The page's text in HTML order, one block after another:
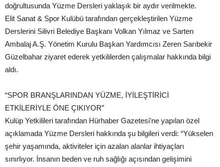
doğrultusunda Yüzme Dersleri yaklaşık bir aydır verilmekte.
Elit Sanat & Spor Kulübü tarafından gerçekleştirilen Yüzme
Derslerini Silivri Belediye Başkanı Volkan Yılmaz ve Sarten
Ambalaj A.Ş. Yönetim Kurulu Başkan Yardımcısı Zeren Sarıbekir
Güzelbahar ziyaret ederek yetkililerden çalışmalar hakkında bilgi
aldı.
“SPOR BRANŞLARINDAN YÜZME, İYİLEŞTİRİCİ
ETKİLERİYLE ÖNE ÇIKIYOR”
Kulüp Yetkilileri tarafından Hürhaber Gazetesi'ne yapılan özel
açıklamada Yüzme Dersleri hakkında şu bilgileri verdi: “Yükselen
şehir yaşamında, aktiviteler için azalan alanlar ihtiyaçları
sınırlıyor. İnsanın beden ve ruh sağlığı açısından gelişimini